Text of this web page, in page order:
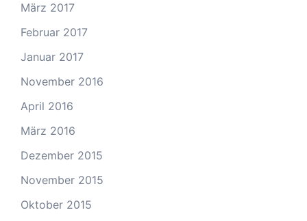
März 2017
Februar 2017
Januar 2017
November 2016
April 2016
März 2016
Dezember 2015
November 2015
Oktober 2015